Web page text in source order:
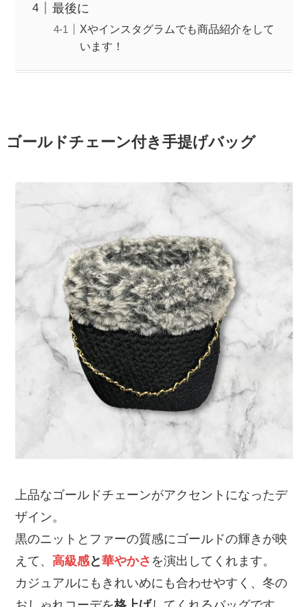
最後に
Xやインスタグラムでも商品紹介をして
います！
ゴールドチェーン付き手提げバッグ
上品なゴールドチェーンがアクセントになったデ
ザイン。
黒のニットとファーの質感にゴールドの輝きが映
えて、高級感と華やかさ を演出してくれます。
カジュアルにもきれいめにも合わせやすく、冬の